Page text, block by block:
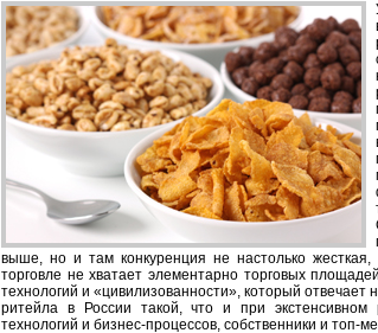
выше, но и там конкуренция не настолько
торговле не хватает элементарно торговых
технологий и «цивилизованности», который
ритейла в России такой, что и при
технологий и бизнес-процессов, собственники и